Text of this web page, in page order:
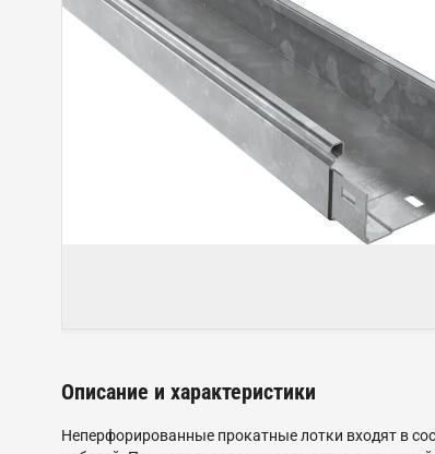
Описание и характеристики
Неперфорированные прокатные лотки входят в